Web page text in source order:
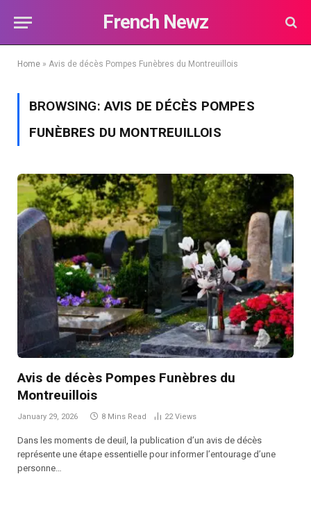
French Newz
Home » Avis de décès Pompes Funèbres du Montreuillois
BROWSING:AVIS DE DÉCÈS POMPES
FUNÈBRES DU MONTREUILLOIS
Avis de décès Pompes Funèbres du
Montreuillois
January 29, 2026 8 Mins Read 22Views
Dans les moments de deuil, la publication d’un avis de décès
représente une étape essentielle pour informer l’entourage d’une
personne…